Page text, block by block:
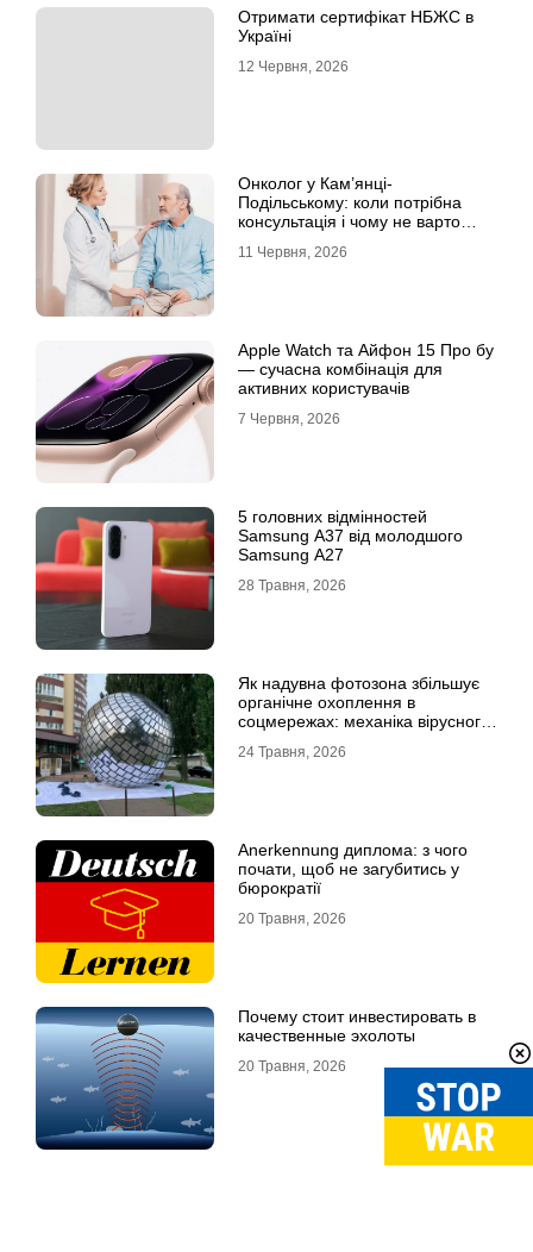
Отримати сертифікат НБЖС в
Україні
12 Червня, 2026
Онколог у Кам’янці-
Подільському: коли потрібна
консультація і чому не варто
11 Червня, 2026
Apple Watch та Айфон 15 Про бу
— сучасна комбінація для
активних користувачів
7 Червня, 2026
5 головних відмінностей
Samsung A37 від молодшого
Samsung A27
28 Травня, 2026
Як надувна фотозона збільшує
органічне охоплення в
соцмережах: механіка вірусного
24 Травня, 2026
Anerkennung диплома: з чого
почати, щоб не загубитись у
бюрократії
20 Травня, 2026
Почему стоит инвестировать в
качественные эхолоты
20 Травня, 2026